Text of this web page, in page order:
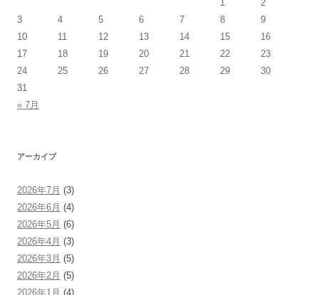
1
2
3
4 5 6 7 8
9
10
11 12 13 14 15
16
17
18 19 20 21 22
23
24
25 26 27 28 29
30
31
« 7月
アーカイブ
2026年7月 (3)
2026年6月 (4)
2026年5月 (6)
2026年4月 (3)
2026年3月 (5)
2026年2月 (5)
2026年1月 (4)